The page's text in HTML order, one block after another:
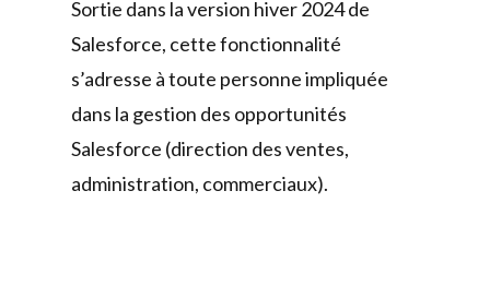
Sortie dans la version hiver 2024 de
Salesforce, cette fonctionnalité
s’adresse à toute personne impliquée
dans la gestion des opportunités
Salesforce (direction des ventes,
administration, commerciaux).